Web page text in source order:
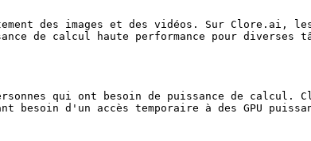
des images et des vidéos. Sur Clore.ai, les
de calcul haute performance pour diverses
qui ont besoin de puissance de
d'un accès temporaire à des GPU